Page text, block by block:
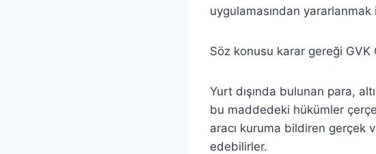
uygulamasından yararlanmak
Söz konusu karar gereği GVK
Yurt dışında bulunan para,
bu maddedeki hükümler
aracı kuruma bildiren gerçek
edebilirler.